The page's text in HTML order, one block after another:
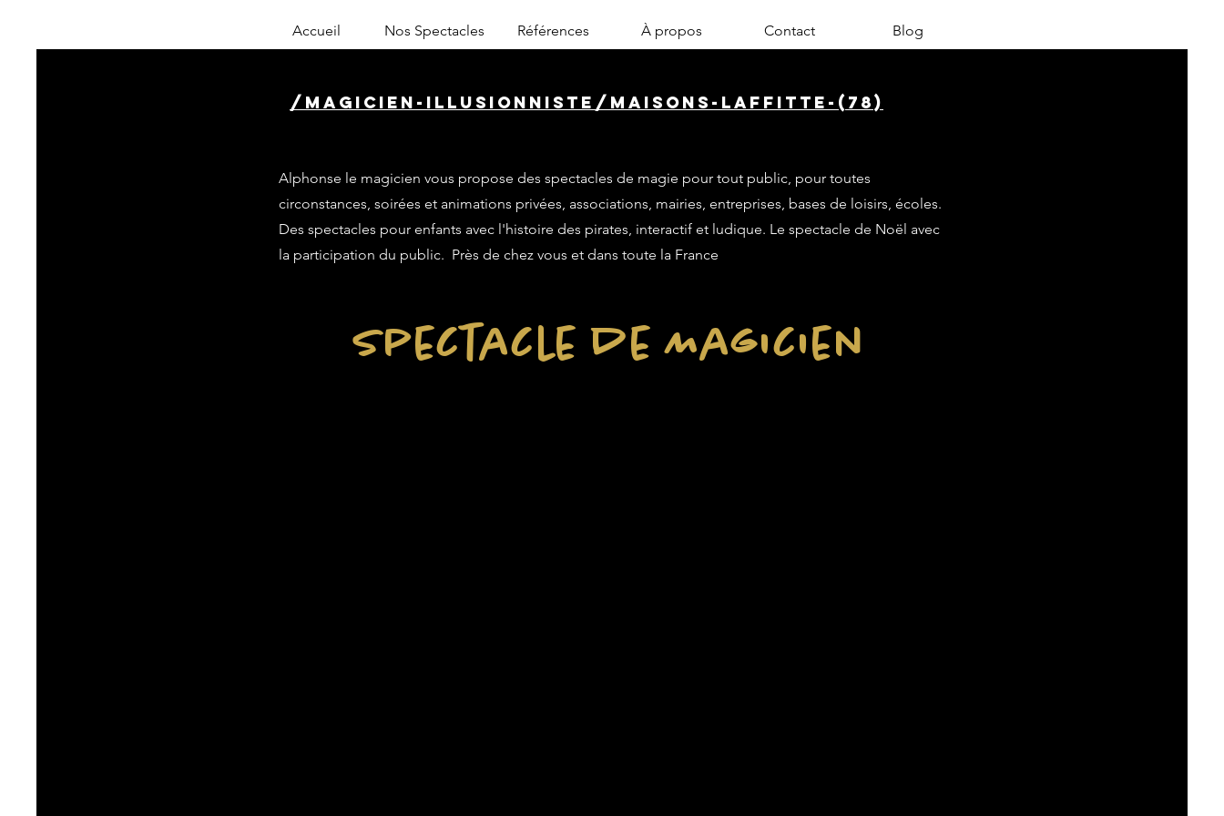
Accueil Nos Spectacles Références À propos Contact Blog
/magicien-illusionniste/maisons-laffitte-(78)
Alphonse le magicien vous propose des spectacles de magie pour tout public, pour toutes
circonstances, soirées et animations privées, associations, mairies, entreprises, bases de loisirs, écoles.
Des spectacles pour enfants avec l'histoire des pirates, interactif et ludique. Le spectacle de Noël avec
la participation du public. Près de chez vous et dans toute la France
Spectacle de Magicien